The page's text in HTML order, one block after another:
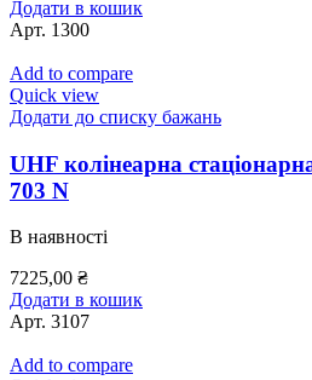
Додати в кошик
Арт. 1300
Add to compare
Quick view
Додати до списку бажань
UHF колінеарна
703 N
В наявності
7225,00 ₴
Додати в кошик
Арт. 3107
Add to compare